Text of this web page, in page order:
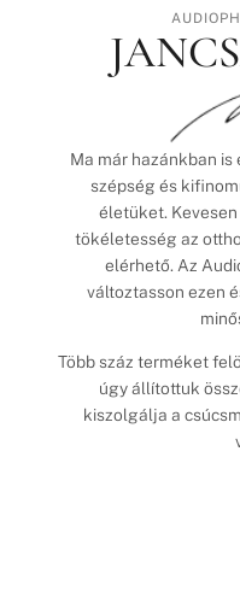
Ma már hazánkban
szépség és
életüket.
tökéletesség az
elérhető. Az
változtasson ezen
Több száz terméket
úgy állítottuk
kiszolgálja a